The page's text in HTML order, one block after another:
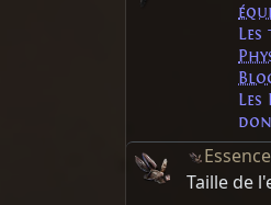
Les
Taille de